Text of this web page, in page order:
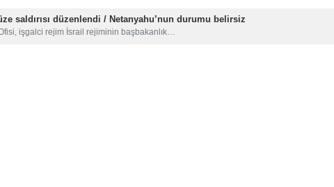
saldırısı düzenlendi / Netanyahu’nun durumu belirsiz
işgalci rejim İsrail rejiminin başbakanlık…